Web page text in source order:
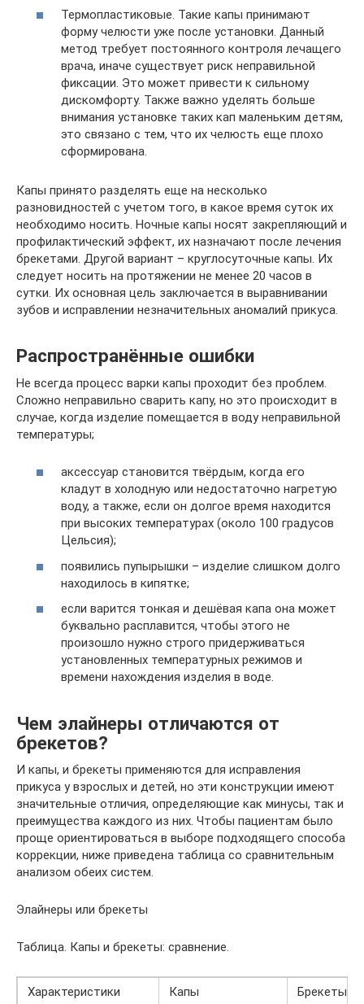
Термопластиковые. Такие капы принимают
форму челюсти уже после установки. Данный
метод требует постоянного контроля лечащего
врача, иначе существует риск неправильной
фиксации. Это может привести к сильному
дискомфорту. Также важно уделять больше
внимания установке таких кап маленьким детям,
это связано с тем, что их челюсть еще плохо
сформирована.
Капы принято разделять еще на несколько
разновидностей с учетом того, в какое время суток их
необходимо носить. Ночные капы носят закрепляющий и
профилактический эффект, их назначают после лечения
брекетами. Другой вариант – круглосуточные капы. Их
следует носить на протяжении не менее 20 часов в
сутки. Их основная цель заключается в выравнивании
зубов и исправлении незначительных аномалий прикуса.
Распространённые ошибки
Не всегда процесс варки капы проходит без проблем.
Сложно неправильно сварить капу, но это происходит в
случае, когда изделие помещается в воду неправильной
температуры;
аксессуар становится твёрдым, когда его
кладут в холодную или недостаточно нагретую
воду, а также, если он долгое время находится
при высоких температурах (около 100 градусов
Цельсия);
появились пупырышки – изделие слишком долго
находилось в кипятке;
если варится тонкая и дешёвая капа она может
буквально расплавится, чтобы этого не
произошло нужно строго придерживаться
установленных температурных режимов и
времени нахождения изделия в воде.
Чем элайнеры отличаются от
брекетов?
И капы, и брекеты применяются для исправления
прикуса у взрослых и детей, но эти конструкции имеют
значительные отличия, определяющие как минусы, так и
преимущества каждого из них. Чтобы пациентам было
проще ориентироваться в выборе подходящего способа
коррекции, ниже приведена таблица со сравнительным
анализом обеих систем.
Элайнеры или брекеты
Таблица. Капы и брекеты: сравнение.
Характеристики Капы Брекеты